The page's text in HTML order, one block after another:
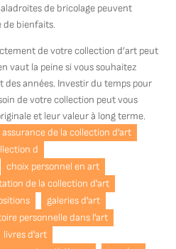
de bricolage peuvent
de bienfaits.
de votre collection d’art peut
vaut la peine si vous souhaitez
années. Investir du temps pour
de votre collection peut vous
et leur valeur à long terme.
assurance de la collection d'art
d
choix personnel en art
de la collection d'art
galeries d'art
personnelle dans l'art
livres d'art